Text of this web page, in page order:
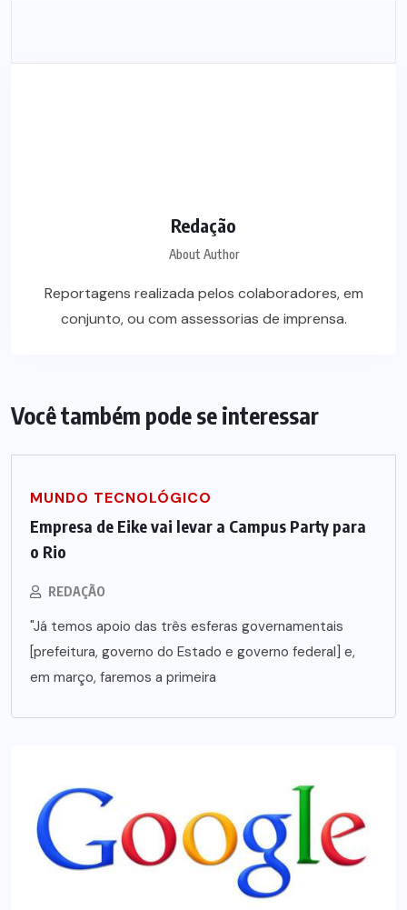
Redação
About Author
Reportagens realizada pelos colaboradores, em
conjunto, ou com assessorias de imprensa.
Você também pode se interessar
MUNDO TECNOLÓGICO
Empresa de Eike vai levar a Campus Party para
o Rio
REDAÇÃO
"Já temos apoio das três esferas governamentais
[prefeitura, governo do Estado e governo federal] e,
em março, faremos a primeira